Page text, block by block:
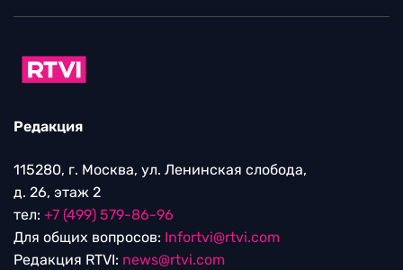
Редакция
115280, г. Москва, ул. Ленинская слобода,
д. 26, этаж 2
тел: +7 (499) 579-86-96
Для общих вопросов: Infortvi@rtvi.com
Редакция RTVI: news@rtvi.com